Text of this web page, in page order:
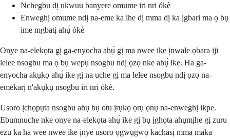
Nchegbu dị ukwuu banyere omume iri nri ókè
Enweghị omume ndị na-eme ka ihe dị mma dị ka ịgbari ma ọ bụ
ime mgbatị ahụ́ ókè
Onye na-elekọta gị ga-enyocha ahụ́ gị ma nwee ike ịnwale ọbara iji
lelee nsogbu ma ọ bụ wepụ nsogbu ndị ọzọ nke ahụ́ ike. Ha ga-
enyocha akụkọ ahụ́ ike gị na uche gị ma lelee nsogbu ndị ọzọ na-
emekarị n'akụkụ nsogbu iri nri ókè.
Usoro ịchọpụta nsogbu ahụ bụ otu ịrụkọ ọrụ ọnụ na-enweghị ikpe.
Ebumnuche nke onye na-elekọta ahụ́ ike gị bụ ịghọta ahụmịhe gị zuru
ezu ka ha wee nwee ike ịnye usoro ọgwụgwọ kachasị mma maka